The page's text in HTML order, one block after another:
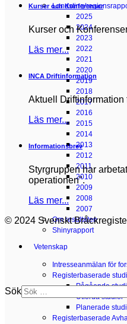
Landsting/
2025
2024
2023
2022
2021
2020
2019
2018
2017
2016
2015
2014
2013
2012
2011
2010
2009
2008
2007
Om resultaten
Shinyrapport
Vetenskap
Intresseanmälan för
Registerbaserade
Pågående
Utförda studier
Planerade
Registerbaserade
Kurser och Konferenser
Kurser och
Läs mer...
INCA Driftinformation
Aktuell Driftinformation
Läs mer...
Informationsbrev
Styrgruppen har
operationen".
Läs mer...
© 2024 Svenskt
Sök